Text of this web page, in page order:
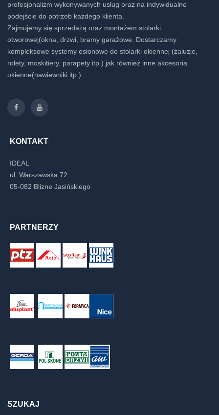
profesjonalizm wykonywanych usług oraz na indywidualne
podejście do potrzeb każdego klienta.
Zajmujemy się sprzedażą oraz montażem stolarki
otworowej(okna, drzwi, bramy garażowe. Dostarczamy
kompleksowe systemy osłonowe do stolarki okiennej (żaluzje,
rolety, moskitiery, parapety itp ) jak również inne akcesoria
okienne(nawiewniki itp.).
KONTAKT
IDEAL
ul. Warszawska 72
05-082 Blizne Jasińskiego
PARTNERZY
SZUKAJ